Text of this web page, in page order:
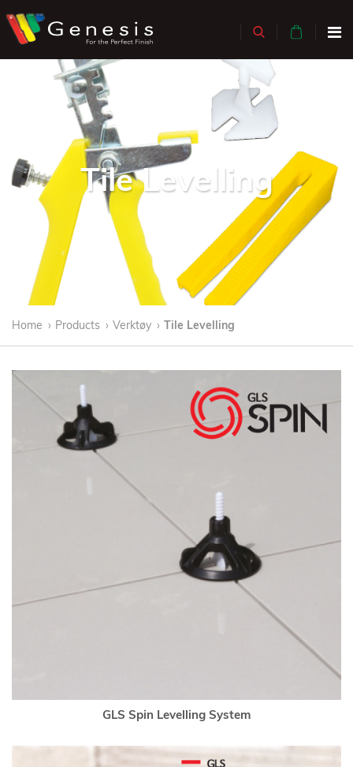
Tile Levelling
Home Products Verktøy Tile Levelling
GLS Spin Levelling System